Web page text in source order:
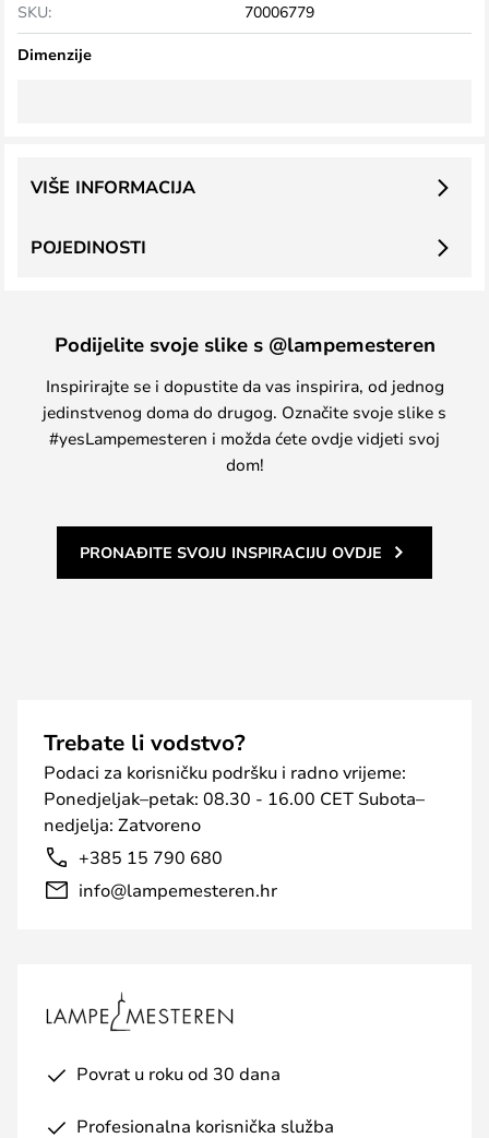
SKU: 70006779
Dimenzije
POJEDINOSTI
VIŠE INFORMACIJA
Podijelite svoje slike s @lampemesteren
Inspirirajte se i dopustite da vas inspirira, od jednog
jedinstvenog doma do drugog. Označite svoje slike s
#yesLampemesteren i možda ćete ovdje vidjeti svoj
dom!
PRONAĐITE SVOJU INSPIRACIJU OVDJE
Trebate li vodstvo?
Podaci za korisničku podršku i radno vrijeme:
Ponedjeljak–petak: 08.30 - 16.00 CET Subota–
nedjelja: Zatvoreno
+385 15 790 680
info@lampemesteren.hr
Povrat u roku od 30 dana
Profesionalna korisnička služba